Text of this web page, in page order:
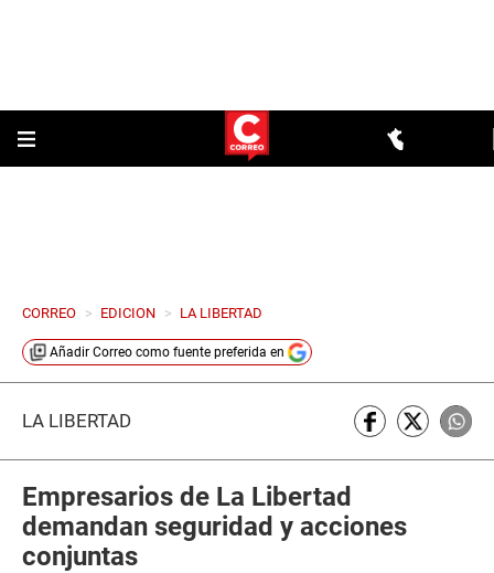
CORREO > EDICION > LA LIBERTAD
Añadir Correo como fuente preferida en
LA LIBERTAD
Empresarios de La Libertad
demandan seguridad y acciones
conjuntas